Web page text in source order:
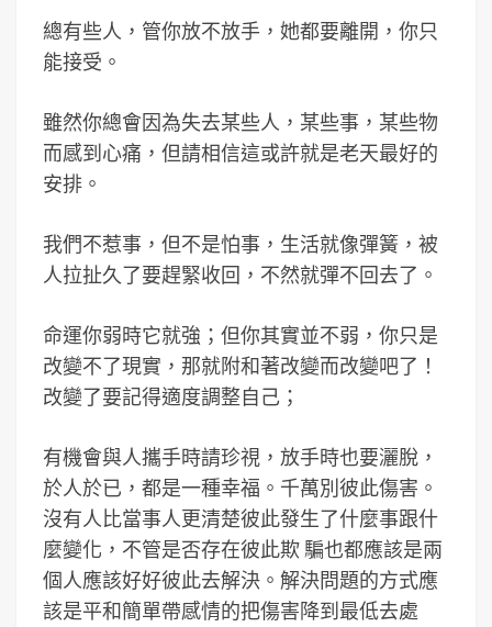
總有些人，管你放不放手，她都要離開，你只
能接受。
雖然你總會因為失去某些人，某些事，某些物
而感到心痛，但請相信這或許就是老天最好的
安排。
我們不惹事，但不是怕事，生活就像彈簧，被
人拉扯久了要趕緊收回，不然就彈不回去了。
命運你弱時它就強；但你其實並不弱，你只是
改變不了現實，那就附和著改變而改變吧了！
改變了要記得適度調整自己；
有機會與人攜手時請珍視，放手時也要灑脫，
於人於已，都是一種幸福。千萬別彼此傷害。
沒有人比當事人更清楚彼此發生了什麼事跟什
麼變化，不管是否存在彼此欺 騙也都應該是兩
個人應該好好彼此去解決。解決問題的方式應
該是平和簡單帶感情的把傷害降到最低去處